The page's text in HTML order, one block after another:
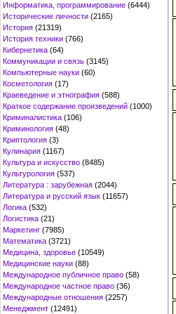
Информатика, программирование (6444)
Исторические личности (2165)
История (21319)
История техники (766)
Кибернетика (64)
Коммуникации и связь (3145)
Компьютерные науки (60)
Косметология (17)
Краеведение и этнография (588)
Краткое содержание произведений (1000)
Криминалистика (106)
Криминология (48)
Криптология (3)
Кулинария (1167)
Культура и искусство (8485)
Культурология (537)
Литература : зарубежная (2044)
Литература и русский язык (11657)
Логика (532)
Логистика (21)
Маркетинг (7985)
Математика (3721)
Медицина, здоровье (10549)
Медицинские науки (88)
Международное публичное право (58)
Международное частное право (36)
Международные отношения (2257)
Менеджмент (12491)